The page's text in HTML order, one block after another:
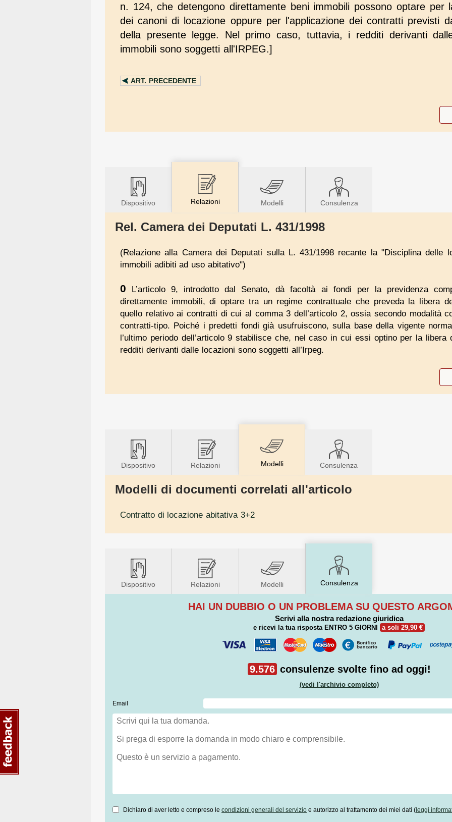
n. 124, che detengono direttamente beni immobili possono optare per
dei canoni di locazione oppure per l'applicazione dei contratti previsti
della presente legge. Nel primo caso, tuttavia, i redditi derivanti
immobili sono soggetti all'IRPEG.]
ART. PRECEDENTE
Dispositivo Relazioni Modelli Consulenza
Rel. Camera dei Deputati L. 431/1998
(Relazione alla Camera dei Deputati sulla L. 431/1998 recante la "Disciplina delle
immobili adibiti ad uso abitativo")
0 L’articolo 9, introdotto dal Senato, dà facoltà ai fondi per la previdenza
direttamente immobili, di optare tra un regime contrattuale che preveda la libera
quello relativo ai contratti di cui al comma 3 dell’articolo 2, ossia secondo modalità
contratti-tipo. Poiché i predetti fondi già usufruiscono, sulla base della vigente
l’ultimo periodo dell’articolo 9 stabilisce che, nel caso in cui essi optino per la libera
redditi derivanti dalle locazioni sono soggetti all’Irpeg.
Dispositivo Relazioni Modelli Consulenza
Modelli di documenti correlati all'articolo
Contratto di locazione abitativa 3+2
Dispositivo Relazioni Modelli Consulenza
HAI UN DUBBIO O UN PROBLEMA SU QUESTO
Scrivi alla nostra redazione giuridica
e ricevi la tua risposta ENTRO 5 GIORNI a soli 29,90 €
9.576 consulenze svolte fino ad oggi!
(vedi l'archivio completo)
Email
Dichiaro di aver letto e compreso le condizioni generali del servizio e autorizzo al trattamento dei miei dati (leggi